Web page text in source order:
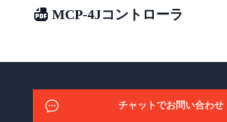
MCP-4Jコントローラ
チャットでお問い合わせ